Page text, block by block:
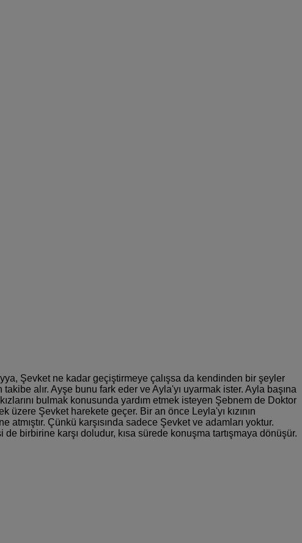
Şevket ne kadar geçiştirmeye çalışsa da kendinden bir şeyler
alır. Ayşe bunu fark eder ve Ayla'yı uyarmak ister. Ayla başına
bulmak konusunda yardım etmek isteyen Şebnem de Doktor
üzere Şevket harekete geçer. Bir an önce Leyla'yı kızının
atmıştır. Çünkü karşısında sadece Şevket ve adamları yoktur.
birbirine karşı doludur, kısa sürede konuşma tartışmaya dönüşür.